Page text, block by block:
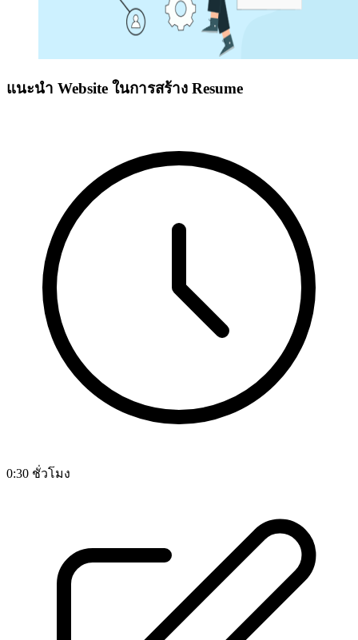
แนะนำ Website ในการสร้าง Resume
0:30 ชั่วโมง